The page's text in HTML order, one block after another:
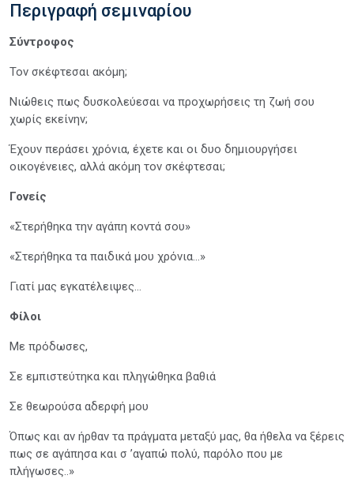
Περιγραφή σεμιναρίου
Σύντροφος
Τον σκέφτεσαι ακόμη;
Νιώθεις πως δυσκολεύεσαι να προχωρήσεις τη ζωή σου
χωρίς εκείνην;
Έχουν περάσει χρόνια, έχετε και οι δυο δημιουργήσει
οικογένειες, αλλά ακόμη τον σκέφτεσαι;
Γονείς
«Στερήθηκα την αγάπη κοντά σου»
«Στερήθηκα τα παιδικά μου χρόνια…»
Γιατί μας εγκατέλειψες…
Φίλοι
Με πρόδωσες,
Σε εμπιστεύτηκα και πληγώθηκα βαθιά
Σε θεωρούσα αδερφή μου
Όπως και αν ήρθαν τα πράγματα μεταξύ μας, θα ήθελα να ξέρεις
πως σε αγάπησα και σ ’αγαπώ πολύ, παρόλο που με
πλήγωσες..»